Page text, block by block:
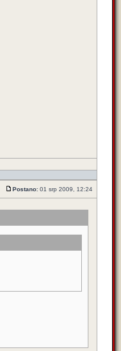
Postano: 01 srp 2009, 12:24